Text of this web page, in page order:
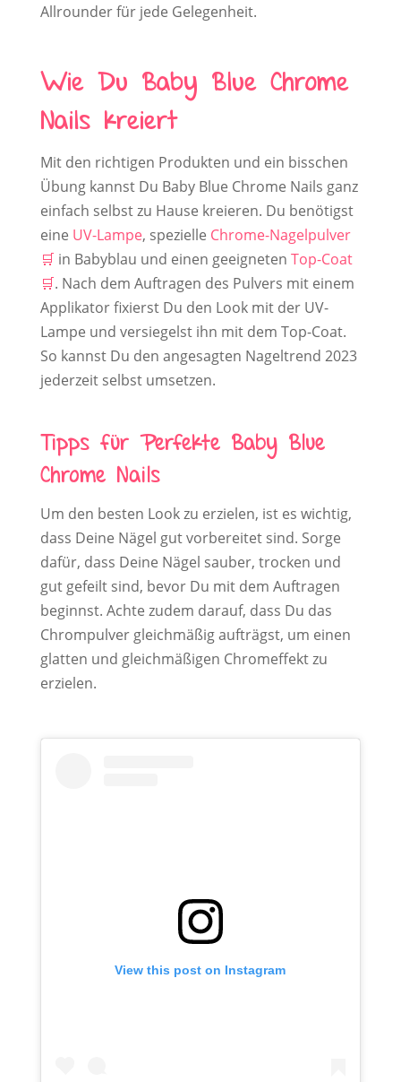
Allrounder für jede Gelegenheit.
Wie Du Baby Blue Chrome
Nails kreiert
Mit den richtigen Produkten und ein bisschen
Übung kannst Du Baby Blue Chrome Nails ganz
einfach selbst zu Hause kreieren. Du benötigst
eine UV-Lampe, spezielle Chrome-Nagelpulver
in Babyblau und einen geeigneten Top-Coat
. Nach dem Auftragen des Pulvers mit einem
Applikator fixierst Du den Look mit der UV-
Lampe und versiegelst ihn mit dem Top-Coat.
So kannst Du den angesagten Nageltrend 2023
jederzeit selbst umsetzen.
Tipps für Perfekte Baby Blue
Chrome Nails
Um den besten Look zu erzielen, ist es wichtig,
dass Deine Nägel gut vorbereitet sind. Sorge
dafür, dass Deine Nägel sauber, trocken und
gut gefeilt sind, bevor Du mit dem Auftragen
beginnst. Achte zudem darauf, dass Du das
Chrompulver gleichmäßig aufträgst, um einen
glatten und gleichmäßigen Chromeffekt zu
erzielen.
View this post on Instagram